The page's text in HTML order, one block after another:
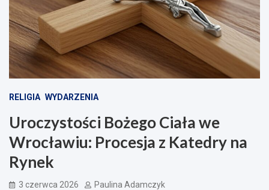
RELIGIA WYDARZENIA
Uroczystości Bożego Ciała we
Wrocławiu: Procesja z Katedry na
Rynek
3 czerwca 2026 Paulina Adamczyk